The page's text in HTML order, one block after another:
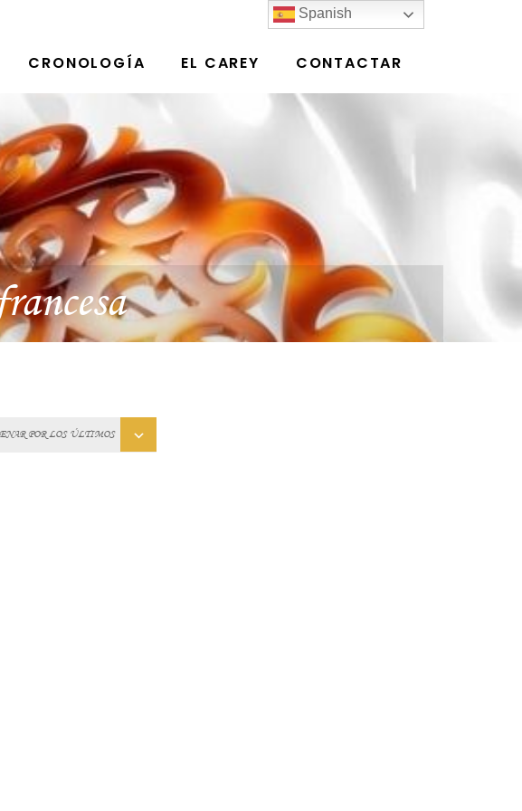
CRONOLOGÍA EL CAREY CONTACTAR
Spanish